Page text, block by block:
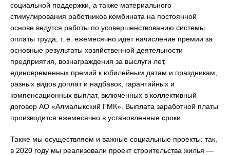
социальной поддержки, а также материального
стимулирования работников комбината на постоянной
основе ведутся работы по усовершенствованию системы
оплаты труда, т. е. ежемесячно идет начисление премии за
основные результаты хозяйственной деятельности
предприятия, вознаграждения за выслуги лет,
единовременных премий к юбилейным датам и праздникам,
разных видов доплат и надбавок, гарантийных и
компенсационных выплат, включенных в коллективный
договор АО «Алмалыкский ГМК». Выплата заработной платы
производится ежемесячно в установленные сроки.
Также мы осуществляем и важные социальные проекты: так,
в 2020 году мы реализовали проект строительства жилья —